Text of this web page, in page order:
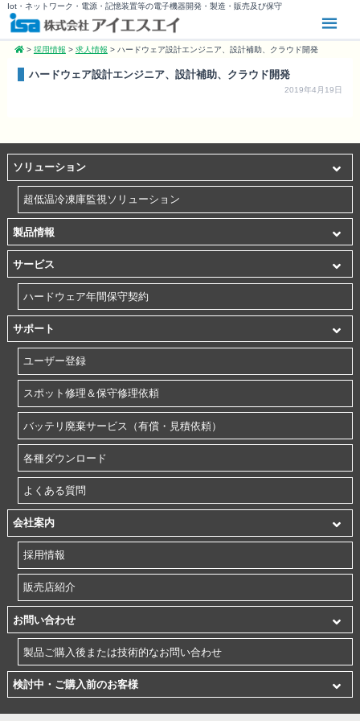
Iot・ネットワーク・電源・記憶装置等の電子機器開発・製造・販売及び保守
> 採用情報 > 求人情報 > ハードウェア設計エンジニア、設計補助、クラウド開発
ハードウェア設計エンジニア、設計補助、クラウド開発
2019年4月19日
ソリューション
超低温冷凍庫監視ソリューション
製品情報
サービス
ハードウェア年間保守契約
サポート
ユーザー登録
スポット修理＆保守修理依頼
バッテリ廃棄サービス（有償・見積依頼）
各種ダウンロード
よくある質問
会社案内
採用情報
販売店紹介
お問い合わせ
製品ご購入後または技術的なお問い合わせ
検討中・ご購入前のお客様